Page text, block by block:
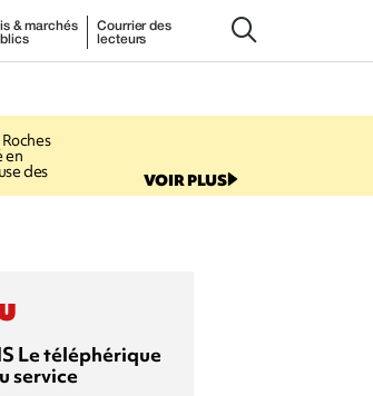
& marchés
Courrier des
lecteurs
en
des VOIR PLUS
Le téléphérique
service